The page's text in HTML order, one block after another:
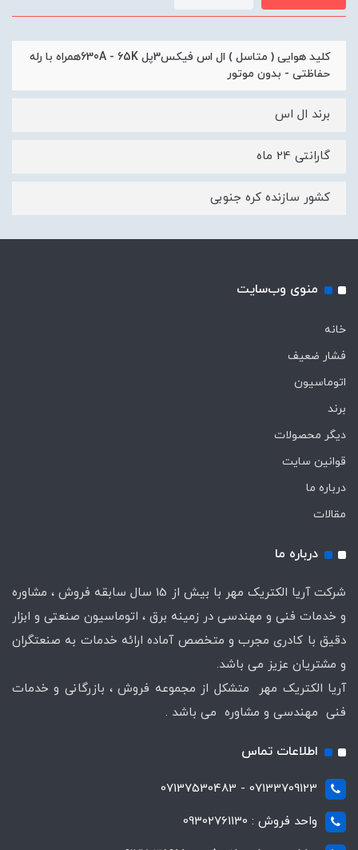
کلید هوایی ( متاسل ) ال اس فیکس3پل 630A - 65Kهمراه با رله
حفاظتی - بدون موتور
برند ال اس
گارانتی 24 ماه
کشور سازنده کره جنوبی
منوی وب‌سایت
خانه
فشار ضعیف
اتوماسیون
برند
دیگر محصولات
قوانین سایت
درباره ما
مقالات
درباره ما
شرکت آریا الکتریک مهر با بیش از 15 سال سابقه فروش ، مشاوره
و خدمات فنی و مهندسی در زمینه برق ، اتوماسیون صنعتی و ابزار
دقیق با کادری مجرب و متخصص آماده ارائه خدمات به صنعتگران
و مشتریان عزیز می باشد.
آریا الکتریک مهر متشکل از مجموعه فروش ، بازرگانی و خدمات
فنی مهندسی و مشاوره می باشد .
اطلاعات تماس
07133709123 - 07137530483
واحد فروش : 09302761130